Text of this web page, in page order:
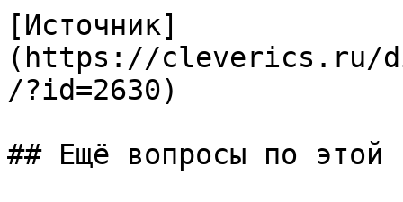
[Источник]
(https://cleverics.ru/
/?id=2630)
## Ещё вопросы по этой